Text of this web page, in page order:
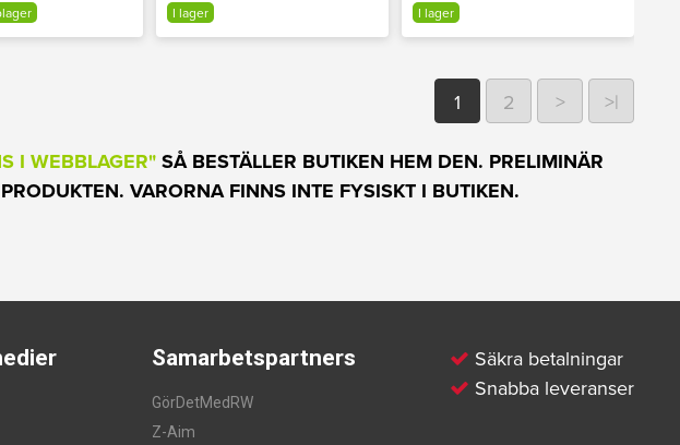
I lager I lager
1 2 > >|
I WEBBLAGER" SÅ BESTÄLLER BUTIKEN HEM DEN. PRELIMINÄR
VARORNA FINNS INTE FYSISKT I BUTIKEN.
Samarbetspartners
GörDetMedRW
Z-Aim
Säkra betalningar
Snabba leveranser